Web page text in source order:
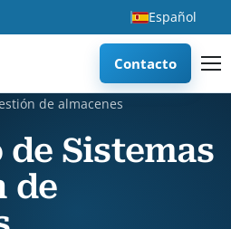
Español
Contacto
de almacenes
Sistemas
de